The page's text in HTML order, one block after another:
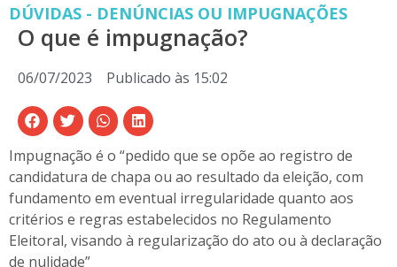
DÚVIDAS - DENÚNCIAS OU IMPUGNAÇÕES
O que é impugnação?
06/07/2023 Publicado às 15:02
Impugnação é o “pedido que se opõe ao registro de
candidatura de chapa ou ao resultado da eleição, com
fundamento em eventual irregularidade quanto aos
critérios e regras estabelecidos no Regulamento
Eleitoral, visando à regularização do ato ou à declaração
de nulidade”